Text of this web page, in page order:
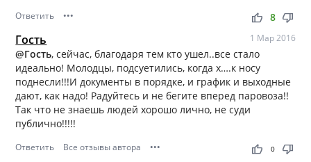
Ответить ••• thumb_up thumb_down
8
Гость 1 Мар 2016
@Гость, сейчас, благодаря тем кто ушел..все стало
идеально! Молодцы, подсуетились, когда х….к носу
поднесли!!!И документы в порядке, и график и выходные
дают, как надо! Радуйтесь и не бегите вперед паровоза!!
Так что не знаешь людей хорошо лично, не суди
публично!!!!!
Ответить Все отзывы автора ••• thumb_up thumb_down
0